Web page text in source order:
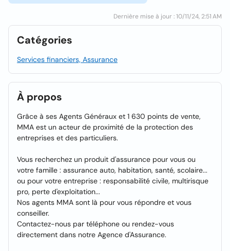
Dernière mise à jour : 10/11/24, 2:51 AM
Catégories
Services financiers, Assurance
À propos
Grâce à ses Agents Généraux et 1 630 points de vente,
MMA est un acteur de proximité de la protection des
entreprises et des particuliers.
Vous recherchez un produit d'assurance pour vous ou
votre famille : assurance auto, habitation, santé, scolaire...
ou pour votre entreprise : responsabilité civile, multirisque
pro, perte d'exploitation...
Nos agents MMA sont là pour vous répondre et vous
conseiller.
Contactez-nous par téléphone ou rendez-vous
directement dans notre Agence d'Assurance.